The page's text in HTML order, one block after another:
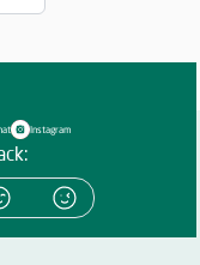
Instagram